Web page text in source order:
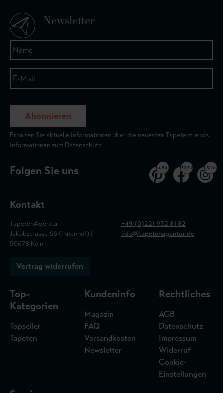
Newsletter
Abonnieren
Erhalten Sie aktuelle Informationen über die neuesten Tapetentrends.
Informationen zum Datenschutz.
Folgen Sie uns 4,9 k 32,5 k 3,1 k
Kontakt
TapetenAgentur
Jakobstrasse 66 (Innenhof) |
50678 Köln
+49 (0)221 932 81 82
info@tapetenagentur.de
Vertrag widerrufen
Top-
Kategorien
Topseller
Tapeten
Kundeninfo
Magazin
FAQ
Versandkosten
Newsletter
Rechtliches
AGB
Datenschutz
Impressum
Widerruf
Cookie-
Einstellungen